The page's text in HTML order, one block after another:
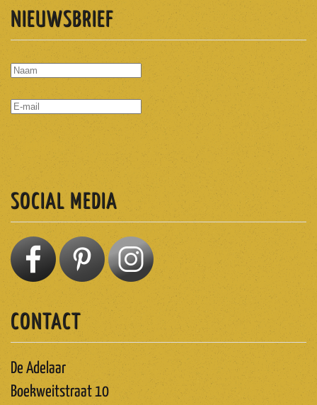
NIEUWSBRIEF
SOCIAL MEDIA
CONTACT
De Adelaar
Boekweitstraat 10